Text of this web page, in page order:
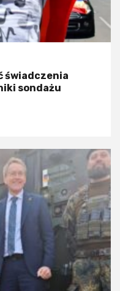
świadczenia
sondażu